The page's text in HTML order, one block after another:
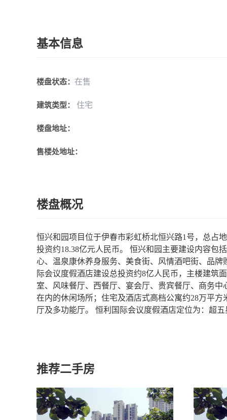
基本信息
楼盘状态： 在售
建筑类型： 住宅
楼盘地址：
售楼处地址：
楼盘概况
恒兴和园项目位于伊春市彩虹桥北恒兴路1号，总占
投资约18.38亿元人民币。 恒兴和园主要建设内容包
心、温泉康休养身服务、美食街、风情酒吧街、品
际会议度假酒店建设总投资约8亿人民币，主楼建筑
室、风味餐厅、西餐厅、宴会厅、贵宾餐厅、商务
在内的休闲场所；住宅及酒店式高档公寓约28万平
厅及多功能厅。 恒利国际会议度假酒店定位为：超
推荐二手房